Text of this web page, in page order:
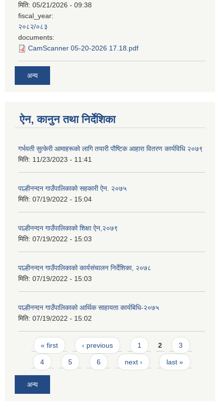
मिति: 05/21/2026 - 09:38
fiscal_year:
२०८२/०८३
documents:
CamScanner 05-20-2026 17.18.pdf
अन्य
ऐन, कानुन तथा निर्देशिका
गर्भवती सुत्केरी आमाहरूको लागि तयारी पौष्टिक आहारा वितरण कार्यविधि २०७९
मिति: 11/23/2023 - 11:41
पाल्हीनन्दन गाउँपालिकाको सहकारी ऐन. २०७५
मिति: 07/19/2022 - 15:04
पाल्हीनन्दन गाउँपालिकाको शिक्षा ऐन,२०७९
मिति: 07/19/2022 - 15:03
पाल्हीनन्दन गाउँपालिकाको कार्यसंचालन निर्देशिका, २०७८
मिति: 07/19/2022 - 15:03
पाल्हीनन्दन गाउँपालिकाको आर्थिक साहायता कार्यबिधि-२०७५
मिति: 07/19/2022 - 15:02
Pages
« first ‹ previous 1 2 3
4 5 6 next › last »
अन्य